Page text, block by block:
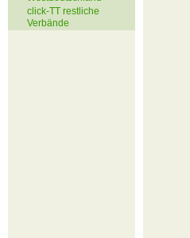
click-TT restliche
Verbände